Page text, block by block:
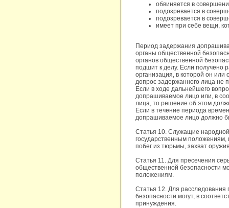
обвиняется в
подозревается в
подозревается в
имеет при себе вещи,
Период задержания
органы общественной
органов общественной
подшит к делу. Если получено
организация, в которой он
допрос задержанного лица не
Если в ходе дальнейшего
допрашиваемое лицо или, в
лица, то решение об этом
Если в течение периода
допрашиваемое лицо должно
Статья 10. Служащие народной
государственным положениям,
побег из тюрьмы, захват
Статья 11. Для пресечения
общественной безопасности
положениям.
Статья 12. Для
безопасности могут, в
принуждения.